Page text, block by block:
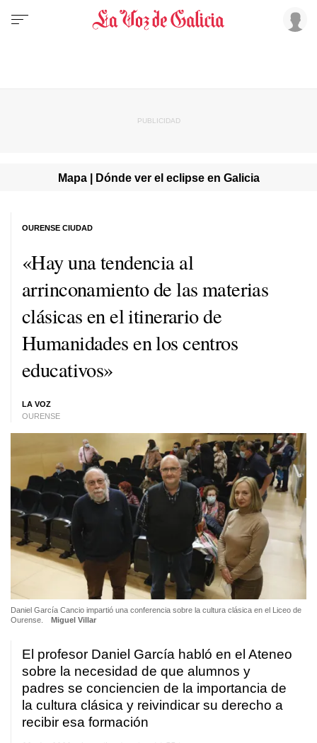
Mapa | Dónde ver el eclipse en Galicia
«Hay una tendencia al
arrinconamiento de las materias
clásicas en el itinerario de
Humanidades en los centros
educativos»
LA VOZ
OURENSE
OURENSE CIUDAD
Daniel García Cancio impartió una conferencia sobre la cultura clásica en el Liceo de
Ourense.
Miguel Villar
El profesor Daniel García habló en el Ateneo
sobre la necesidad de que alumnos y
padres se conciencien de la importancia de
la cultura clásica y reivindicar su derecho a
recibir esa formación